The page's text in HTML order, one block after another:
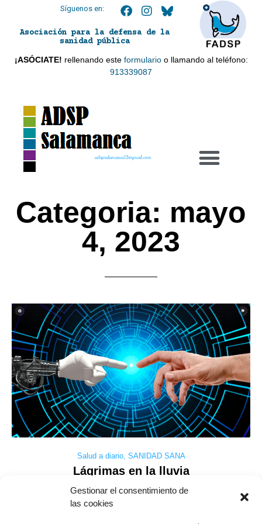
Gestionar el consentimiento de
las cookies
Síguenos en:
Asociación para la defensa de la
sanidad pública
¡ASÓCIATE! rellenando este formularioo llamando al teléfono:
913339087
adspsalamanca21@gmail.com
Categoria: mayo
4, 2023
Salud a diario, SANIDAD SANA
Lágrimas en la lluvia